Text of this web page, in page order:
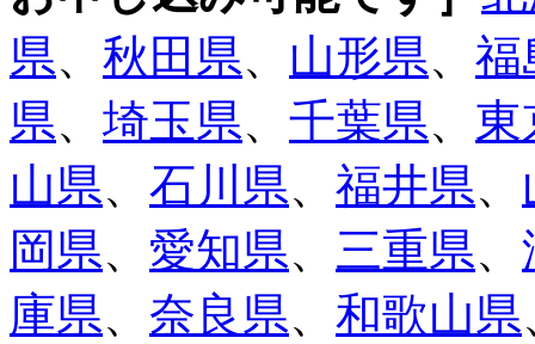
県、 秋田県、 山形県、 福
県、 埼玉県、 千葉県、 東
山県、 石川県、 福井県、
岡県、 愛知県、 三重県、
庫県、 奈良県、 和歌山県